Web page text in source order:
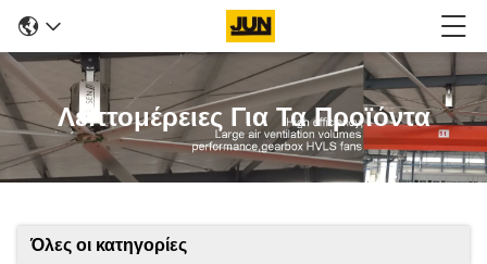
Λεπτομέρειες Για Τα Προϊόντα
Όλες οι κατηγορίες